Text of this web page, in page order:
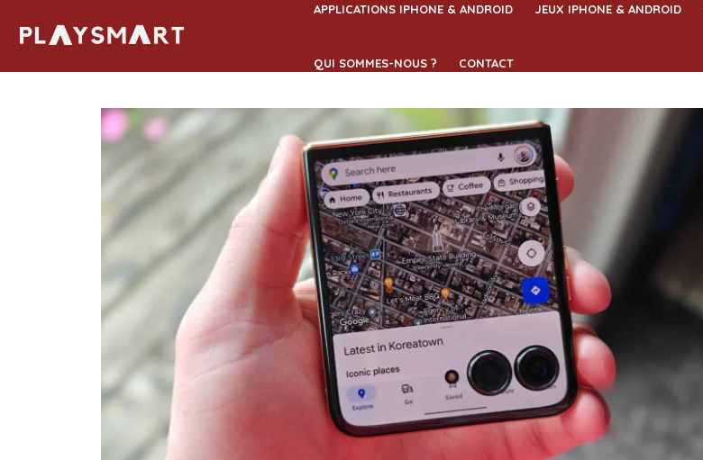
APPLICATIONS IPHONE & ANDROID JEUX IPHONE & ANDROID
QUI SOMMES-NOUS ? CONTACT